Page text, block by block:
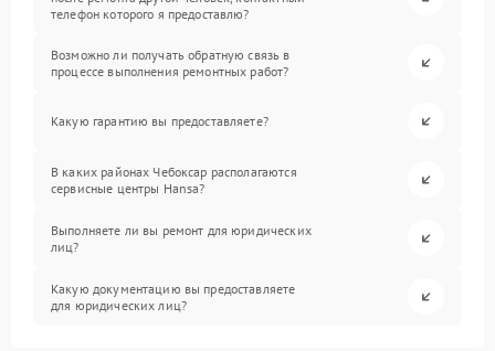
телефон которого я предоставлю?
Возможно ли получать обратную связь в
процессе выполнения ремонтных работ?
Какую гарантию вы предоставляете?
В каких районах Чебоксар располагаются
сервисные центры Hansa?
Выполняете ли вы ремонт для юридических
лиц?
Какую документацию вы предоставляете
для юридических лиц?